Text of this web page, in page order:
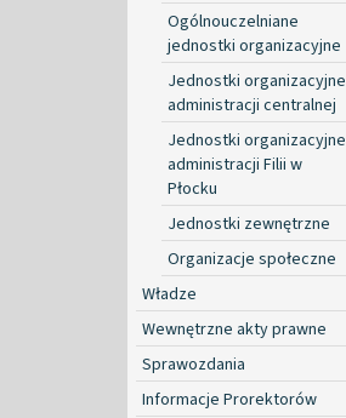
Ogólnouczelniane
jednostki organizacyjne
Jednostki organizacyjne
administracji centralnej
Jednostki organizacyjne
administracji Filii w
Płocku
Jednostki zewnętrzne
Organizacje społeczne
Władze
Wewnętrzne akty prawne
Sprawozdania
Informacje Prorektorów